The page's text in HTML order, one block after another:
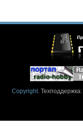
Copyright. Техподдержка: